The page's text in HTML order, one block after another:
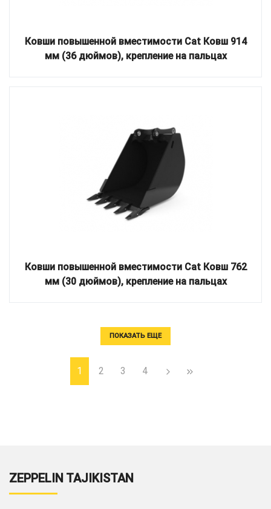
Ковши повышенной вместимости Cat Ковш 914
мм (36 дюймов), крепление на пальцах
Ковши повышенной вместимости Cat Ковш 762
мм (30 дюймов), крепление на пальцах
ПОКАЗАТЬ ЕЩЕ
1 2 3 4
ZEPPELIN TAJIKISTAN